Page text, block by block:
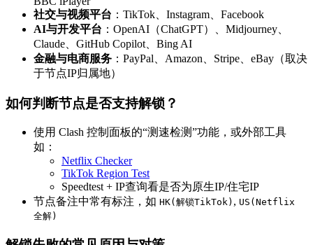
社交与视频平台 ：TikTok、Instagram、Facebook
AI与开发平台 ：OpenAI（ChatGPT）、Midjourney、
Claude、GitHub Copilot、Bing AI
金融与电商服务 ：PayPal、Amazon、Stripe、eBay（取决
于节点IP归属地）
如何判断节点是否支持解锁？
使用 Clash 控制面板的“测速检测”功能，或外部工具
如：
Netflix Checker
TikTok Region Test
Speedtest + IP查询看是否为原生IP/住宅IP
节点备注中常有标注，如 HK(解锁TikTok) , US(Netflix
全解)